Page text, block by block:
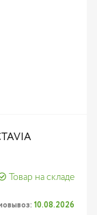
Товар на складе
10.08.2026